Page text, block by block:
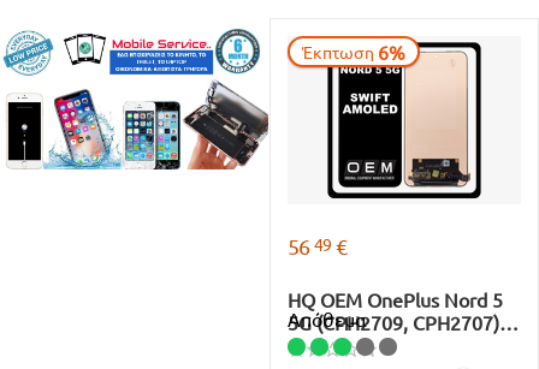
Έκπτωση 6%
5649 €
HQ OEM OnePlus Nord 5
5G (CPH2709, CPH2707)
Swift Amoled LCD Display
Απόθεμα